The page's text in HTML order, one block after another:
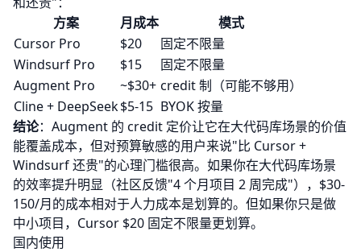
方案
月成本
模式
Cursor Pro
$20
固定不限量
Windsurf Pro
$15
固定不限量
Augment Pro
~$30+ credit 制（可能不够用）
Cline + DeepSeek$5-15 BYOK 按量
结论：Augment 的 credit 定价让它在大代码库场景的价值
能覆盖成本，但对预算敏感的用户来说"比 Cursor +
Windsurf 还贵"的心理门槛很高。如果你在大代码库场景
的效率提升明显（社区反馈"4 个月项目 2 周完成"），$30-
150/月的成本相对于人力成本是划算的。但如果你只是做
中小项目，Cursor $20 固定不限量更划算。
国内使用